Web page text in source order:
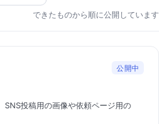
できたものから順に公開しています
公開中
SNS投稿用の画像や依頼ページ用の